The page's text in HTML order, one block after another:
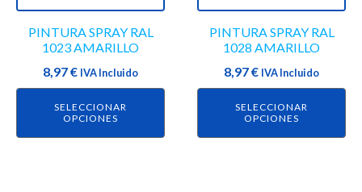
PINTURA SPRAY RAL
1023 AMARILLO
8,97€ IVA Incluido
SELECCIONAR
OPCIONES
se
pueden
elegir
la
de
PINTURA SPRAY RAL
1028 AMARILLO
8,97€ IVA Incluido
SELECCIONAR
OPCIONES
se
pueden
elegir
la
de